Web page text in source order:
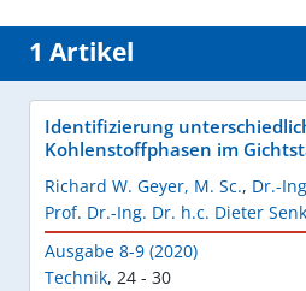
1 Artikel
Identifizierung
Kohlenstoffphasen im
Richard W. Geyer, M. Sc., Dr.-
Prof. Dr.-Ing. Dr. h.c. Dieter Senk
Ausgabe 8-9 (2020)
Technik, 24 - 30